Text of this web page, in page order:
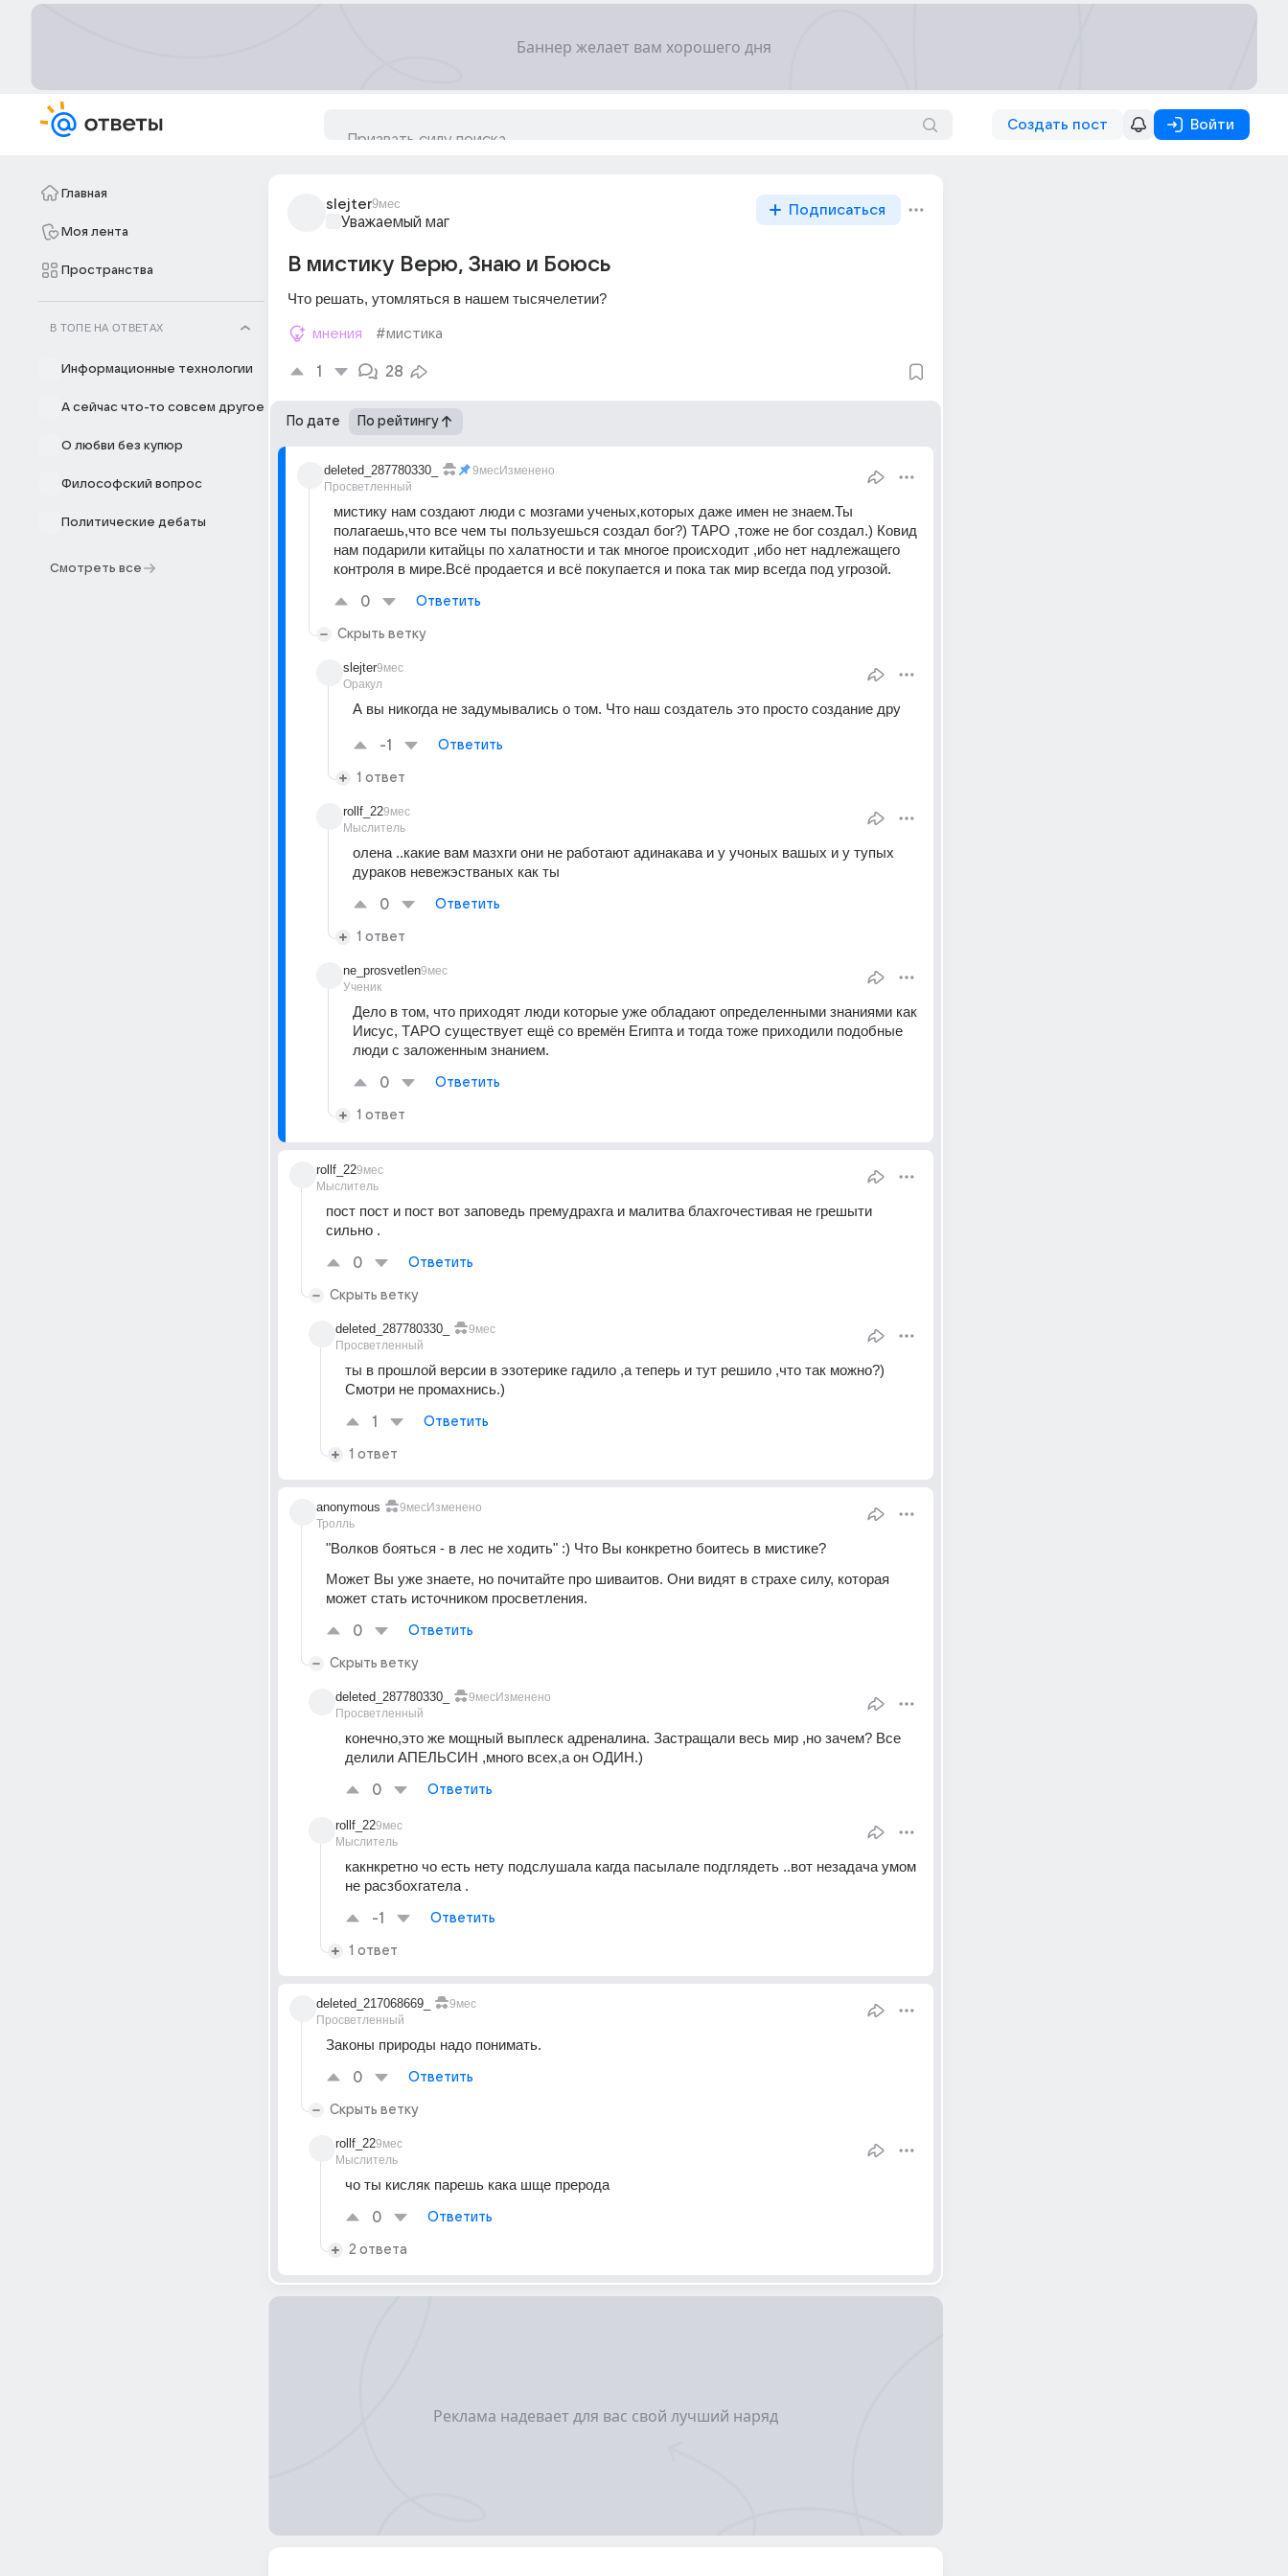
Создать пост Войти
Главная
Моя лента
Пространства
В ТОПЕ НА ОТВЕТАХ
Информационные технологии
А сейчас что-то совсем другое
О любви без купюр
Философский вопрос
Политические дебаты
Смотреть все
slejter9мес
Уважаемый маг
Подписаться
В мистику Верю, Знаю и Боюсь
Что решать, утомляться в нашем тысячелетии?
мнения #мистика
1 28
По дате По рейтингу
deleted_287780330_
Просветленный
9месИзменено
мистику нам создают люди с мозгами ученых,которых даже имен не знаем.Ты
полагаешь,что все чем ты пользуешься создал бог?) ТАРО ,тоже не бог создал.) Ковид
нам подарили китайцы по халатности и так многое происходит ,ибо нет надлежащего
контроля в мире.Всё продается и всё покупается и пока так мир всегда под угрозой.
0 Ответить
Скрыть ветку
slejter
Оракул
9мес
А вы никогда не задумывались о том. Что наш создатель это просто создание дру
-1 Ответить
1 ответ
rollf_22
Мыслитель
9мес
олена ..какие вам мазхги они не работают адинакава и у учоных вашых и у тупых
дураков невежэстваных как ты
0 Ответить
1 ответ
ne_prosvetlen
Ученик
9мес
Дело в том, что приходят люди которые уже обладают определенными знаниями как
Иисус, ТАРО существует ещё со времён Египта и тогда тоже приходили подобные
люди с заложенным знанием.
0 Ответить
1 ответ
rollf_22
Мыслитель
9мес
пост пост и пост вот заповедь премудрахга и малитва блахгочестивая не грешыти
сильно .
0 Ответить
Скрыть ветку
deleted_287780330_
Просветленный
9мес
ты в прошлой версии в эзотерике гадило ,а теперь и тут решило ,что так можно?)
Смотри не промахнись.)
1 Ответить
1 ответ
anonymous
Тролль
9месИзменено
"Волков бояться - в лес не ходить" :) Что Вы конкретно боитесь в мистике?
Может Вы уже знаете, но почитайте про шиваитов. Они видят в страхе силу, которая
может стать источником просветления.
0 Ответить
Скрыть ветку
deleted_287780330_
Просветленный
9месИзменено
конечно,это же мощный выплеск адреналина. Застращали весь мир ,но зачем? Все
делили АПЕЛЬСИН ,много всех,а он ОДИН.)
0 Ответить
rollf_22
Мыслитель
9мес
какнкретно чо есть нету подслушала кагда пасылале подглядеть ..вот незадача умом
не расзбохгатела .
-1 Ответить
1 ответ
deleted_217068669_
Просветленный
9мес
Законы природы надо понимать.
0 Ответить
Скрыть ветку
rollf_22
Мыслитель
9мес
чо ты кисляк парешь кака шще прерода
0 Ответить
2 ответа